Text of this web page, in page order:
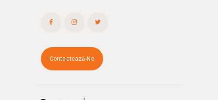
Contactează-Ne